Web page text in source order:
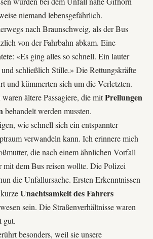
niemand lebensgefährlich.
nach Braunschweig, als der Bus
von der Fahrbahn abkam. Eine
«Es ging alles so schnell. Ein lauter
schließlich Stille.» Die Rettungskräfte
und kümmerten sich um die Verletzten.
ältere Passagiere, die mitPrellungen
behandelt werden mussten.
wie schnell sich ein entspannter
verwandeln kann. Ich erinnere mich
die nach einem ähnlichen Vorfall
mit dem Bus reisen wollte. DiePolizei
die Unfallursache. Ersten Erkenntnissen
Unachtsamkeit des Fahrers
sein. Die Straßenverhältnisse waren
gut.
besonders, weil sie unsere